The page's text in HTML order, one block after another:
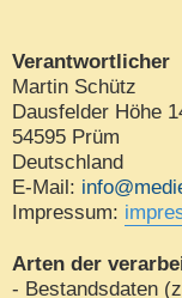
Verantwortlicher
Martin Schütz
Dausfelder Höhe
54595 Prüm
Deutschland
E-Mail:
Impressum:
Arten der
- Bestandsdaten